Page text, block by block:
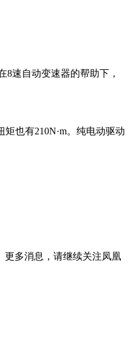
8速自动变速器的帮助下，
也有210N·m。纯电动驱动
更多消息，请继续关注凤凰